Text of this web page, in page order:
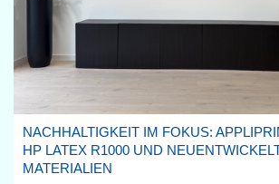
NACHHALTIGKEIT IM FOKUS:
HP LATEX R1000 UND
MATERIALIEN